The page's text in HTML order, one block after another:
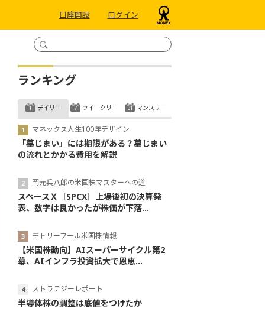
口座開設 ログイン
ランキング
デイリー
マネックス人生100年デザイン
「墓じまい」には期限がある？墓じまい
の流れとかかる費用を解説
岡元兵八郎の米国株マスターへの道
スペースＸ［SPCX］上場後初の決算発
表、数字は良かったが株価が下落...
モトリーフール米国株情報
【米国株動向】AIスーパーサイクル第2
幕、AIインフラ投資拡大で恩恵...
ストラテジーレポート
半導体株の調整は底値をつけたか
ウイークリー マンスリー